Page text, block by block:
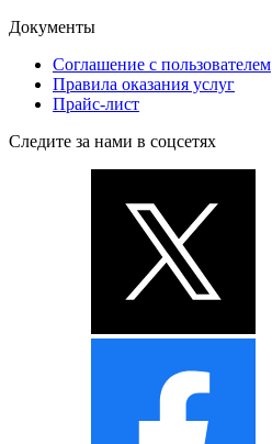
Документы
Соглашение с пользователем
Правила оказания услуг
Прайс-лист
Следите за нами в соцсетях